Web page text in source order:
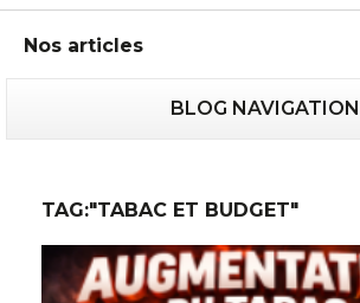
Nos articles
BLOG NAVIGATION
TAG:"TABAC ET BUDGET"